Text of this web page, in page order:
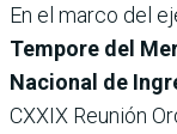
En el marco del
Tempore del
Nacional de
CXXIX Reunión